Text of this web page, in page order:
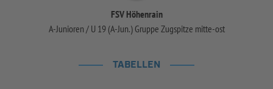
FSV Höhenrain
A-Junioren / U 19 (A-Jun.) Gruppe Zugspitze mitte-ost
TABELLEN